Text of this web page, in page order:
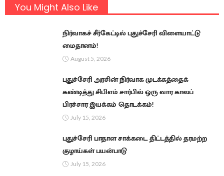
You Might Also Like
நிர்வாகச் சீர்கேட்டில் புதுச்சேரி விளையாட்டு
மைதானம்!
August 5, 2026
புதுச்சேரி அரசின் நிர்வாக முடக்கத்தைக்
கண்டித்து சிபிஎம் சார்பில் ஒரு வார காலப்
பிரச்சார இயக்கம் தொடக்கம்!
July 15, 2026
புதுச்சேரி பாதாள சாக்கடை திட்டத்தில் தரமற்ற
குழாய்கள் பயன்பாடு
July 15, 2026